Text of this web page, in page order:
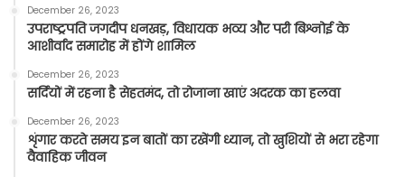
December 26, 2023
उपराष्ट्रपति जगदीप धनखड़, विधायक भव्य और परी बिश्नोई के
आशीर्वाद समारोह में होंगे शामिल
December 26, 2023
सर्दियों में रहना है सेहतमंद, तो रोजाना खाएं अदरक का हलवा
December 26, 2023
शृंगार करते समय इन बातों का रखेंगी ध्यान, तो खुशियों से भरा रहेगा
वैवाहिक जीवन